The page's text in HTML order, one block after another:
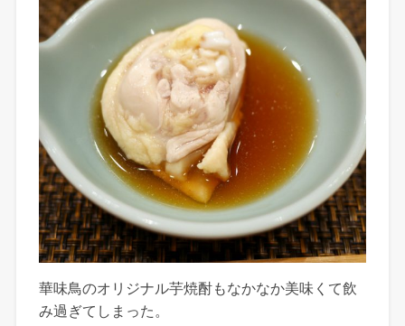
華味鳥のオリジナル芋焼酎もなかなか美味くて飲
み過ぎてしまった。